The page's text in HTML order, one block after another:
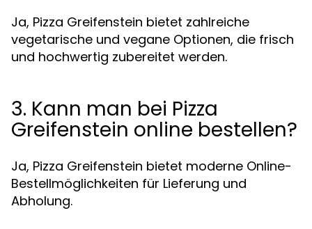
Ja, Pizza Greifenstein bietet zahlreiche
vegetarische und vegane Optionen, die frisch
und hochwertig zubereitet werden.
3. Kann man bei Pizza
Greifenstein online bestellen?
Ja, Pizza Greifenstein bietet moderne Online-
Bestellmöglichkeiten für Lieferung und
Abholung.